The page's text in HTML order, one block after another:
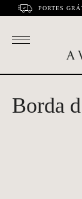
PORTES
Borda